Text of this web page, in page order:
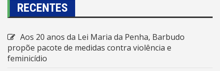
RECENTES
Aos 20 anos da Lei Maria da Penha, Barbudo
propõe pacote de medidas contra violência e
feminicídio